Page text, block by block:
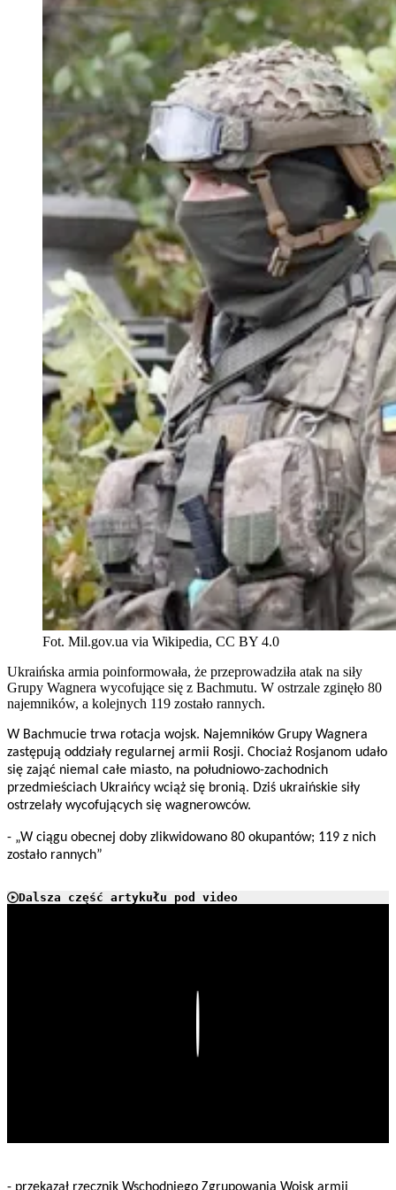
Fot. Mil.gov.ua via Wikipedia, CC BY 4.0
Ukraińska armia poinformowała, że przeprowadziła atak na siły
Grupy Wagnera wycofujące się z Bachmutu. W ostrzale zginęło 80
najemników, a kolejnych 119 zostało rannych.
W Bachmucie trwa rotacja wojsk. Najemników Grupy Wagnera
zastępują oddziały regularnej armii Rosji. Chociaż Rosjanom udało
się zająć niemal całe miasto, na południowo-zachodnich
przedmieściach Ukraińcy wciąż się bronią. Dziś ukraińskie siły
ostrzelały wycofujących się wagnerowców.
- „W ciągu obecnej doby zlikwidowano 80 okupantów; 119 z nich
zostało rannych”
Dalsza część artykułu pod video